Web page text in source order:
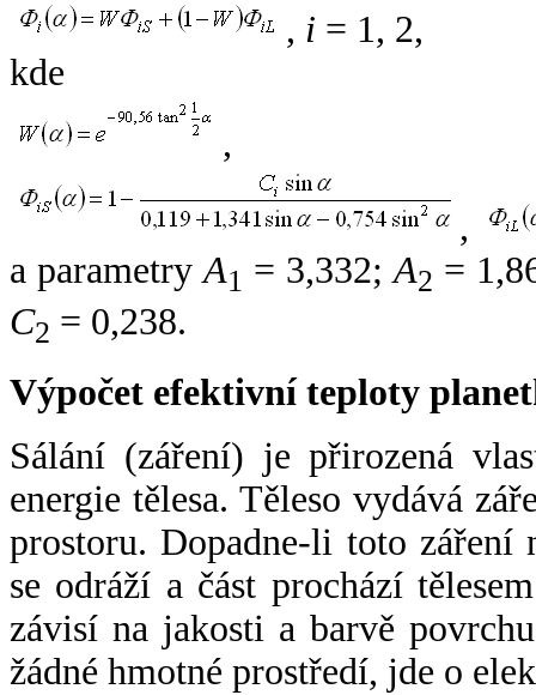
, i = 1, 2,
kde
,
,
a parametryA1 = 3,332;A2 =
C2 = 0,238.
Výpočet efektivní teploty
Sálání (záření) je přirozená
energie tělesa. Těleso vydává
prostoru. Dopadne-li toto záření
se odráží a část prochází
závisí na jakosti a barvě
žádné hmotné prostředí, jde o